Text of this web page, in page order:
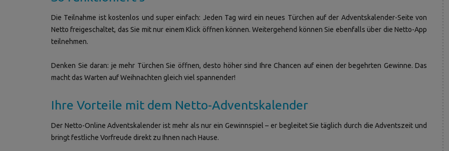
Die Teilnahme ist kostenlos und super einfach: Jeden Tag wird ein neues Türchen auf der Adventskalender-Seite von
Netto freigeschaltet, das Sie mit nur einem Klick öffnen können. Weitergehend können Sie ebenfalls über die Netto-App
teilnehmen.
Denken Sie daran: je mehr Türchen Sie öffnen, desto höher sind Ihre Chancen auf einen der begehrten Gewinne. Das
macht das Warten auf Weihnachten gleich viel spannender!
Ihre Vorteile mit dem Netto-Adventskalender
Der Netto-Online Adventskalender ist mehr als nur ein Gewinnspiel – er begleitet Sie täglich durch die Adventszeit und
bringt festliche Vorfreude direkt zu Ihnen nach Hause.